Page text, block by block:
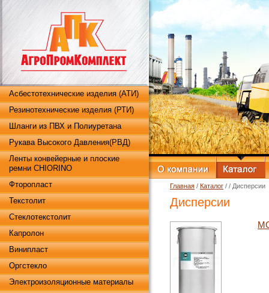
Асбестотехнические изделия (АТИ)
Резинотехнические изделия (РТИ)
Шланги из ПВХ и Полиуретана
Рукава Высокого Давления(РВД)
Ленты конвейерные и плоские
ремни CHIORINO
Фторопласт
Текстолит
Стеклотекстолит
Капролон
Винипласт
Оргстекло
Электроизоляционные материалы
Главная / Каталог / / Дисперсии
Дисперсии